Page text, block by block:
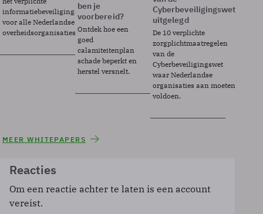
informatiebeveiligingsframework
voor alle Nederlandse
overheidsorganisaties.
ben je
voorbereid?
Ontdek hoe een
goed
calamiteitenplan
schade beperkt en
herstel versnelt.
Cyberbeveiligingswet
uitgelegd
De 10 verplichte
zorgplichtmaatregelen
van de
Cyberbeveiligingswet
waar Nederlandse
organisaties aan moeten
voldoen.
MEER WHITEPAPERS
Reacties
Om een reactie achter te laten is een account
vereist.